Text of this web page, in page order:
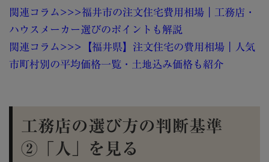
関連コラム>>>福井市の注文住宅費用相場｜工務店・
ハウスメーカー選びのポイントも解説
関連コラム>>>【福井県】注文住宅の費用相場｜人気
市町村別の平均価格一覧・土地込み価格も紹介
工務店の選び方の判断基準
②「人」を見る